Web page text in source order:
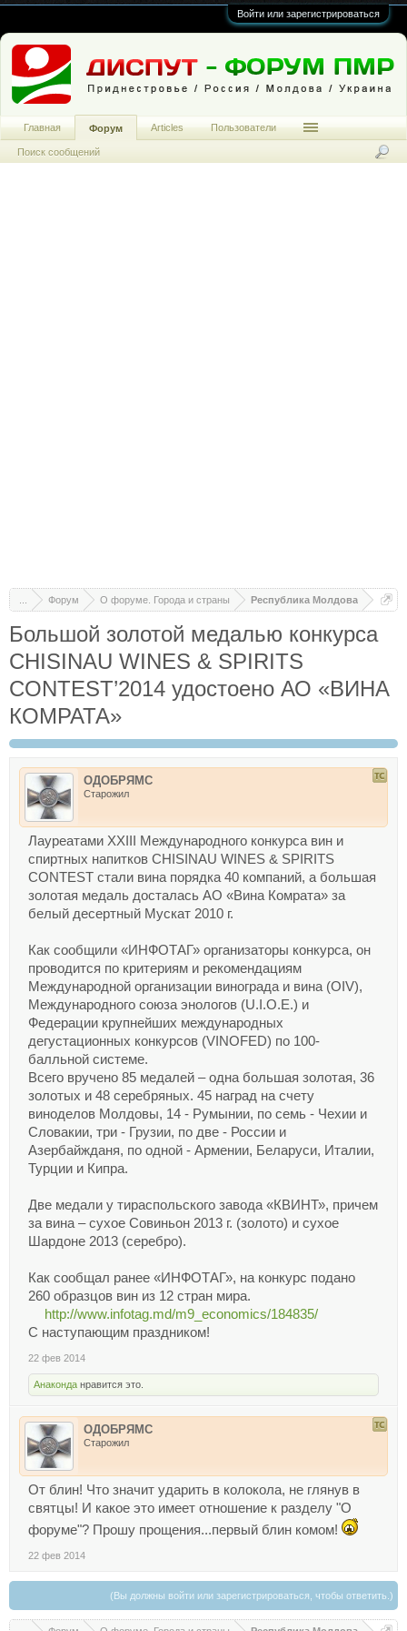
Войти или зарегистрироваться
Форум О форуме. Города и страны Республика Молдова
Большой золотой медалью конкурса
CHISINAU WINES & SPIRITS
CONTEST’2014 удостоено АО «ВИНА
КОМРАТА»
ОДОБРЯМС
Старожил
Лауреатами XXIII Международного конкурса вин и
спиртных напитков CHISINAU WINES & SPIRITS
CONTEST стали вина порядка 40 компаний, а большая
золотая медаль досталась АО «Вина Комрата» за
белый десертный Мускат 2010 г.
Как сообщили «ИНФОТАГ» организаторы конкурса, он
проводится по критериям и рекомендациям
Международной организации винограда и вина (OIV),
Международного союза энологов (U.I.O.E.) и
Федерации крупнейших международных
дегустационных конкурсов (VINOFED) по 100-
балльной системе.
Всего вручено 85 медалей – одна большая золотая, 36
золотых и 48 серебряных. 45 наград на счету
виноделов Молдовы, 14 - Румынии, по семь - Чехии и
Словакии, три - Грузии, по две - России и
Азербайжданя, по одной - Армении, Беларуси, Италии,
Турции и Кипра.
Две медали у тираспольского завода «КВИНТ», причем
за вина – сухое Совиньон 2013 г. (золото) и сухое
Шардоне 2013 (серебро).
Как сообщал ранее «ИНФОТАГ», на конкурс подано
260 образцов вин из 12 стран мира.
http://www.infotag.md/m9_economics/184835/
С наступающим праздником!
22 фев 2014
Анаконда нравится это.
ОДОБРЯМС
Старожил
От блин! Что значит ударить в колокола, не глянув в
святцы! И какое это имеет отношение к разделу "О
форуме"? Прошу прощения...первый блин комом!
22 фев 2014
(Вы должны войти или зарегистрироваться, чтобы ответить.)
Главная Форум
Поиск сообщений
Articles Пользователи